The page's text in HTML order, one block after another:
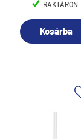
RAKTÁRON
Kosárba